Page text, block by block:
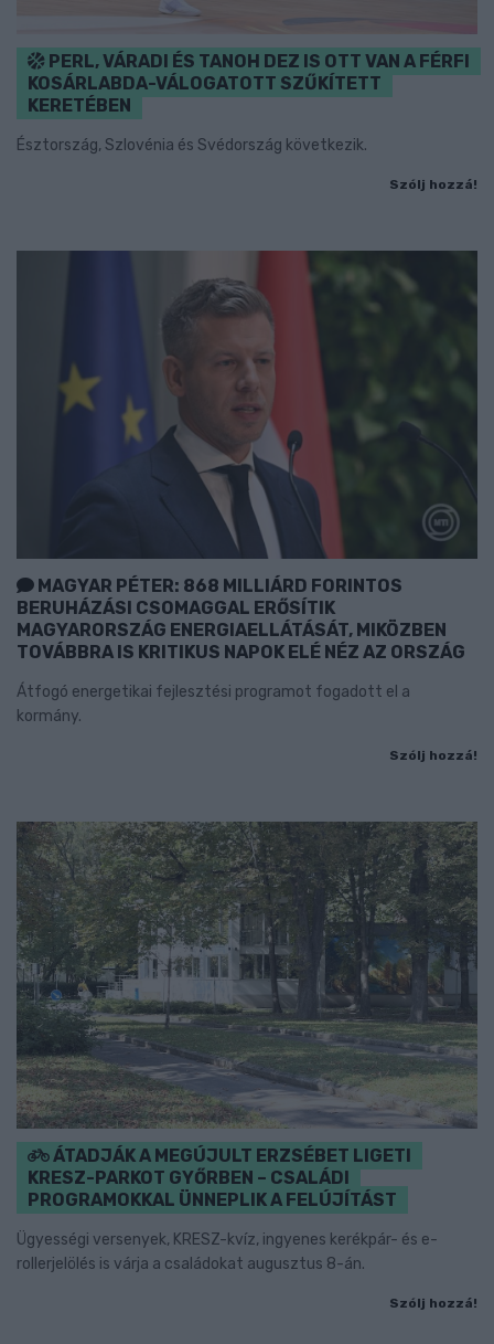
PERL, VÁRADI ÉS TANOH DEZ IS OTT VAN A FÉRFI
KOSÁRLABDA-VÁLOGATOTT SZŰKÍTETT
KERETÉBEN
Észtország, Szlovénia és Svédország következik.
Szólj hozzá!
MAGYAR PÉTER: 868 MILLIÁRD FORINTOS
BERUHÁZÁSI CSOMAGGAL ERŐSÍTIK
MAGYARORSZÁG ENERGIAELLÁTÁSÁT, MIKÖZBEN
TOVÁBBRA IS KRITIKUS NAPOK ELÉ NÉZ AZ ORSZÁG
Átfogó energetikai fejlesztési programot fogadott el a
kormány.
Szólj hozzá!
ÁTADJÁK A MEGÚJULT ERZSÉBET LIGETI
KRESZ-PARKOT GYŐRBEN – CSALÁDI
PROGRAMOKKAL ÜNNEPLIK A FELÚJÍTÁST
Ügyességi versenyek, KRESZ-kvíz, ingyenes kerékpár- és e-
rollerjelölés is várja a családokat augusztus 8-án.
Szólj hozzá!